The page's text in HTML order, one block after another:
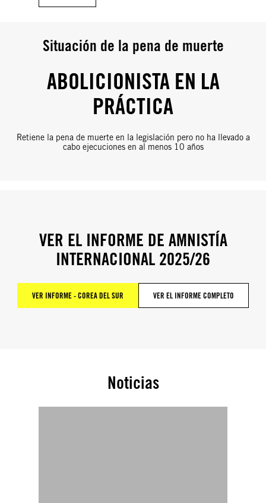
Situación de la pena de muerte
ABOLICIONISTA EN LA
PRÁCTICA
Retiene la pena de muerte en la legislación pero no ha llevado a
cabo ejecuciones en al menos 10 años
VER EL INFORME DE AMNISTÍA
INTERNACIONAL 2025/26
VER INFORME - COREA DEL SUR VER EL INFORME COMPLETO
Noticias